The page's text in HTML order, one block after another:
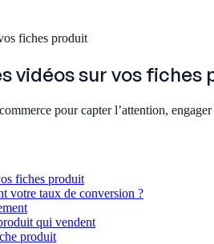
fiches produit
vidéos sur vos fiches
pour capter l’attention,
fiches produit
votre taux de conversion ?
qui vendent
produit